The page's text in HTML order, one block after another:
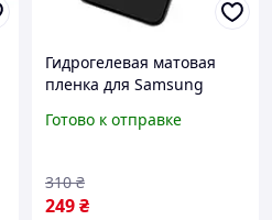
Гидрогелевая матовая
пленка для Samsung
антибликовая
Готово к отправке
249₴
310 ₴